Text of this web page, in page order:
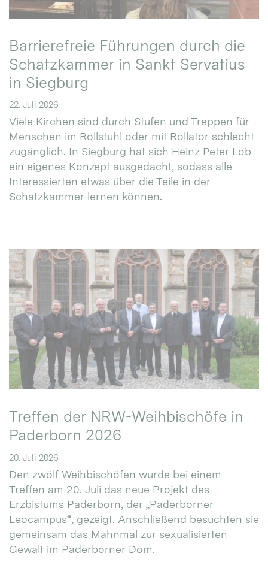
Barrierefreie Führungen durch die
Schatzkammer in Sankt Servatius
in Siegburg
22. Juli 2026
Viele Kirchen sind durch Stufen und Treppen für
Menschen im Rollstuhl oder mit Rollator schlecht
zugänglich. In Siegburg hat sich Heinz Peter Lob
ein eigenes Konzept ausgedacht, sodass alle
Interessierten etwas über die Teile in der
Schatzkammer lernen können.
Treffen der NRW-Weihbischöfe in
Paderborn 2026
20. Juli 2026
Den zwölf Weihbischöfen wurde bei einem
Treffen am 20. Juli das neue Projekt des
Erzbistums Paderborn, der „Paderborner
Leocampus“, gezeigt. Anschließend besuchten sie
gemeinsam das Mahnmal zur sexualisierten
Gewalt im Paderborner Dom.